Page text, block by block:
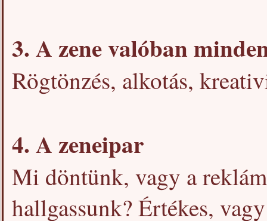
3. A zene valóban
Rögtönzés, alkotás,
4. A zeneipar
Mi döntünk, vagy a
hallgassunk? Értékes,